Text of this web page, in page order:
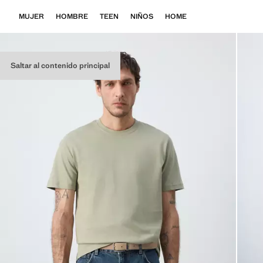
Saltar al contenido principal
MUJER HOMBRE TEEN NIÑOS HOME